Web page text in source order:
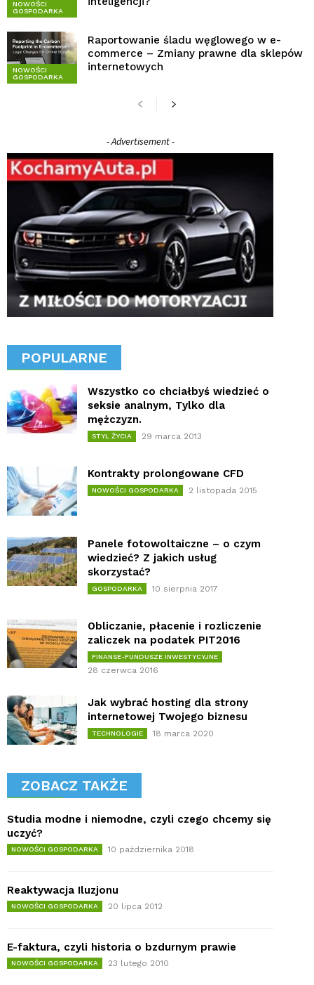
NOWOŚCI
GOSPODARKA
NOWOŚCI
GOSPODARKA
Raportowanie śladu węglowego w e-
commerce – Zmiany prawne dla sklepów
internetowych
- Advertisement -
POPULARNE
Wszystko co chciałbyś wiedzieć o
seksie analnym, Tylko dla
mężczyzn.
STYL ŻYCIA 29 marca 2013
Kontrakty prolongowane CFD
NOWOŚCI GOSPODARKA 2 listopada 2015
Panele fotowoltaiczne – o czym
wiedzieć? Z jakich usług
skorzystać?
GOSPODARKA 10 sierpnia 2017
Obliczanie, płacenie i rozliczenie
zaliczek na podatek PIT2016
FINANSE-FUNDUSZE INWESTYCYJNE
28 czerwca 2016
Jak wybrać hosting dla strony
internetowej Twojego biznesu
TECHNOLOGIE 18 marca 2020
ZOBACZ TAKŻE
Studia modne i niemodne, czyli czego chcemy się
uczyć?
NOWOŚCI GOSPODARKA 10 października 2018
Reaktywacja Iluzjonu
NOWOŚCI GOSPODARKA 20 lipca 2012
E-faktura, czyli historia o bzdurnym prawie
NOWOŚCI GOSPODARKA 23 lutego 2010